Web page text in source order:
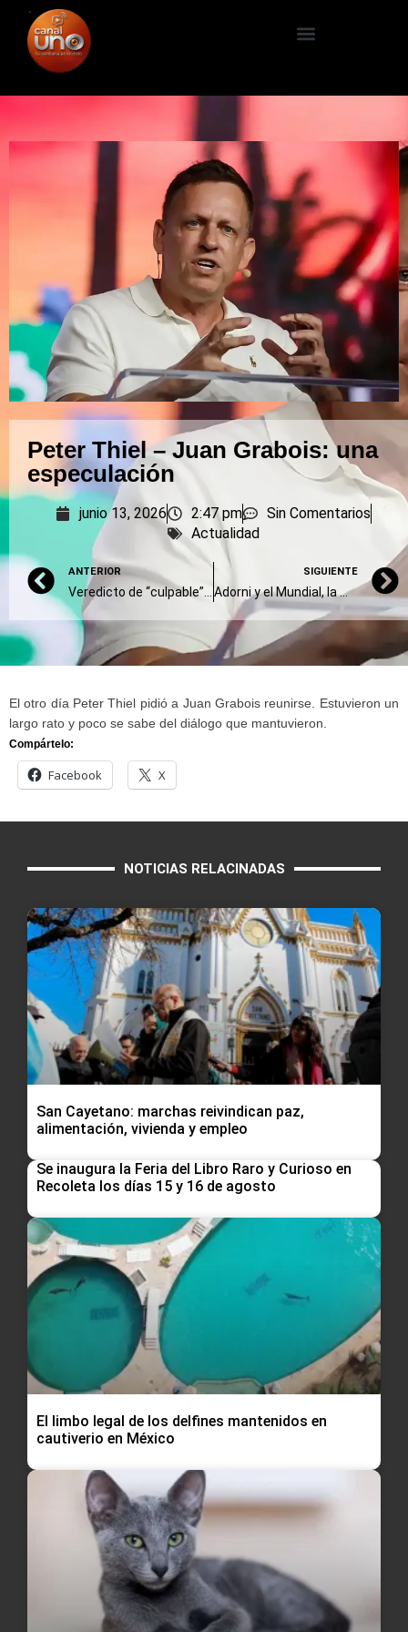
Peter Thiel – Juan Grabois: una
especulación
junio 13, 2026 2:47 pm
Sin Comentarios
Actualidad
ANTERIOR SIGUIENTE
Adorni y el Mundial, la mentira como metástasis
El otro día Peter Thiel pidió a Juan Grabois reunirse. Estuvieron un
largo rato y poco se sabe del diálogo que mantuvieron.
Compártelo:
Facebook X
NOTICIAS RELACINADAS
San Cayetano: marchas reivindican paz,
alimentación, vivienda y empleo
Se inaugura la Feria del Libro Raro y Curioso en
Recoleta los días 15 y 16 de agosto
El limbo legal de los delfines mantenidos en
cautiverio en México